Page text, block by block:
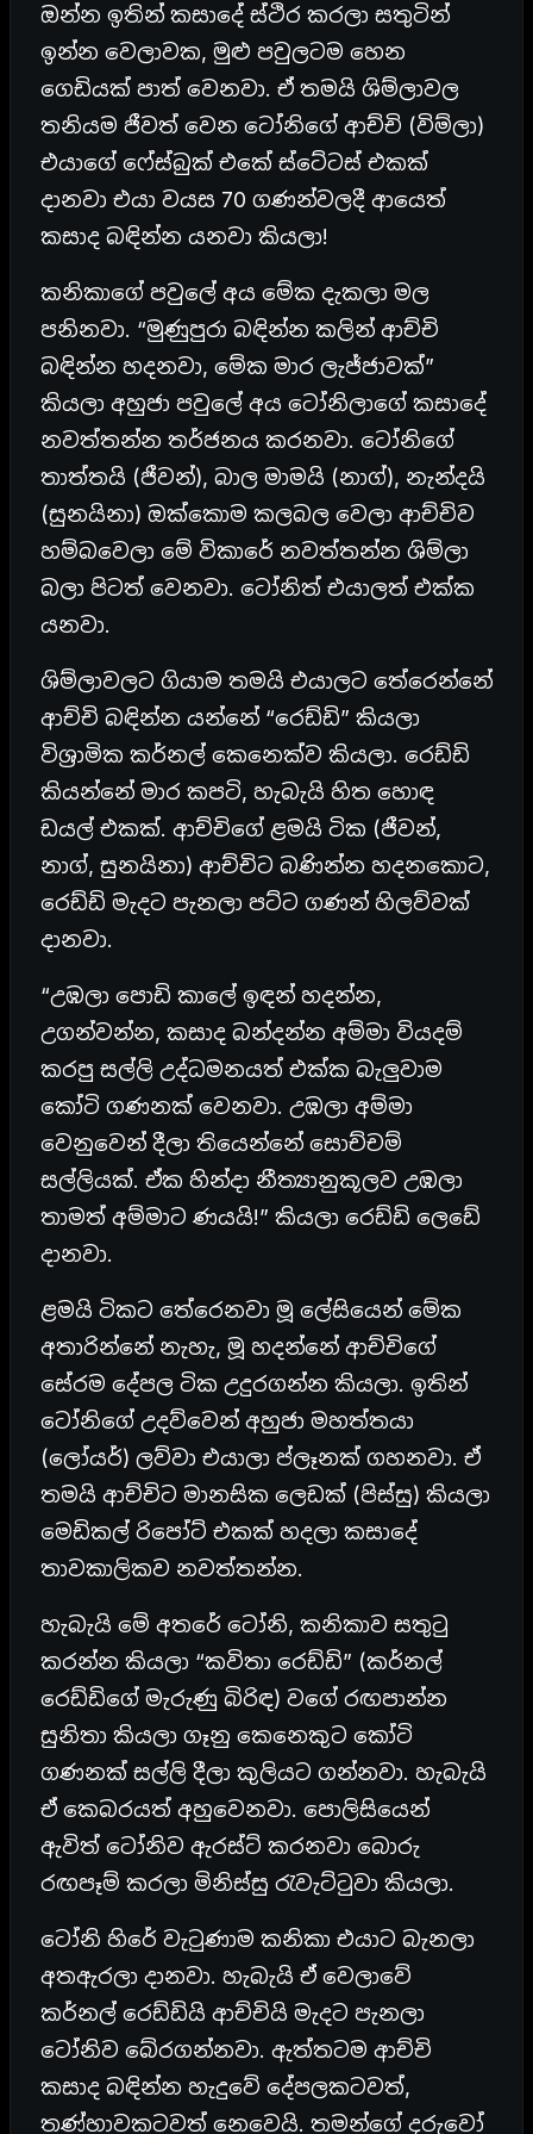
ඔන්න ඉතින් කසාදේ ස්ථිර කරලා සතුටින්
ඉන්න වෙලාවක, මුළු පවුලටම හෙන
ගෙඩියක් පාත් වෙනවා. ඒ තමයි ශිම්ලාවල
තනියම ජීවත් වෙන ටෝනිගේ ආච්චි (විම්ලා)
එයාගේ ෆේස්බුක් එකේ ස්ටේටස් එකක්
දානවා එයා වයස 70 ගණන්වලදී ආයෙත්
කසාද බඳින්න යනවා කියලා!
කනිකාගේ පවුලේ අය මේක දැකලා මල
පනිනවා. “මුණුපුරා බඳින්න කලින් ආච්චි
බඳින්න හදනවා, මේක මාර ලැජ්ජාවක්”
කියලා අහුජා පවුලේ අය ටෝනිලාගේ කසාදේ
නවත්තන්න තර්ජනය කරනවා. ටෝනිගේ
තාත්තයි (ජීවන්), බාල මාමයි (නාග්), නැන්දයි
(සුනයිනා) ඔක්කොම කලබල වෙලා ආච්චිව
හම්බවෙලා මේ විකාරේ නවත්තන්න ශිම්ලා
බලා පිටත් වෙනවා. ටෝනිත් එයාලත් එක්ක
යනවා.
ශිම්ලාවලට ගියාම තමයි එයාලට තේරෙන්නේ
ආච්චි බඳින්න යන්නේ “රෙඩ්ඩි” කියලා
විශ්‍රාමික කර්නල් කෙනෙක්ව කියලා. රෙඩ්ඩි
කියන්නේ මාර කපටි, හැබැයි හිත හොඳ
ඩයල් එකක්. ආච්චිගේ ළමයි ටික (ජීවන්,
නාග්, සුනයිනා) ආච්චිට බණින්න හදනකොට,
රෙඩ්ඩි මැදට පැනලා පට්ට ගණන් හිලව්වක්
දානවා.
“උඹලා පොඩි කාලේ ඉඳන් හදන්න,
උගන්වන්න, කසාද බන්දන්න අම්මා වියදම්
කරපු සල්ලි උද්ධමනයත් එක්ක බැලුවාම
කෝටි ගණනක් වෙනවා. උඹලා අම්මා
වෙනුවෙන් දීලා තියෙන්නේ සොච්චම්
සල්ලියක්. ඒක හින්දා නීත්‍යානුකූලව උඹලා
තාමත් අම්මාට ණයයි!” කියලා රෙඩ්ඩි ලෙඩේ
දානවා.
ළමයි ටිකට තේරෙනවා මූ ලේසියෙන් මේක
අතාරින්නේ නැහැ, මූ හදන්නේ ආච්චිගේ
සේරම දේපල ටික උදුරගන්න කියලා. ඉතින්
ටෝනිගේ උදව්වෙන් අහුජා මහත්තයා
(ලෝයර්) ලව්වා එයාලා ප්ලෑනක් ගහනවා. ඒ
තමයි ආච්චිට මානසික ලෙඩක් (පිස්සු) කියලා
මෙඩිකල් රිපෝට් එකක් හදලා කසාදේ
තාවකාලිකව නවත්තන්න.
හැබැයි මේ අතරේ ටෝනි, කනිකාව සතුටු
කරන්න කියලා “කවිතා රෙඩ්ඩි” (කර්නල්
රෙඩ්ඩිගේ මැරුණු බිරිඳ) වගේ රඟපාන්න
සුනිතා කියලා ගෑනු කෙනෙකුට කෝටි
ගණනක් සල්ලි දීලා කුලියට ගන්නවා. හැබැයි
ඒ කෙබරයත් අහුවෙනවා. පොලිසියෙන්
ඇවිත් ටෝනිව ඇරස්ට් කරනවා බොරු
රඟපෑම් කරලා මිනිස්සු රැවැට්ටුවා කියලා.
ටෝනි හිරේ වැටුණාම කනිකා එයාට බැනලා
අතඇරලා දානවා. හැබැයි ඒ වෙලාවේ
කර්නල් රෙඩ්ඩියි ආච්චියි මැදට පැනලා
ටෝනිව බේරගන්නවා. ඇත්තටම ආච්චි
කසාද බඳින්න හැදුවේ දේපලකටවත්,
තණ්හාවකටවත් නෙවෙයි. තමන්ගේ දරුවෝ